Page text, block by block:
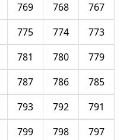
767
768
769
773
774
775
779
780
781
785
786
787
791
792
793
797
798
799